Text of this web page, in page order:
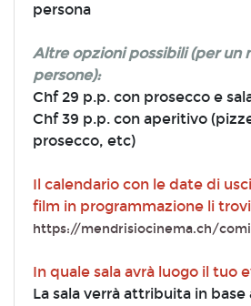
persona
Altre opzioni possibili (per un
persone):
Chf 29 p.p. con prosecco e
Chf 39 p.p. con aperitivo
prosecco, etc)
Il calendario con le date di
film in programmazione li
https://mendrisiocinema.ch/
In quale sala avrà luogo il tuo
La sala verrà attribuita in